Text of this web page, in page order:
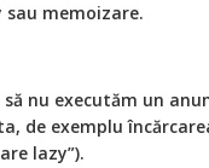
sau memoizare.
nu executăm un
de exemplu
lazy”).